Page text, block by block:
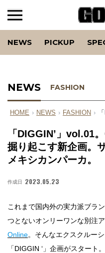
NEWS PICKUP
NEWS FASHION
HOME › NEWS › FASHION ›
「DIGGIN’」vol.01
掘り起こす新企画。
メキシカンパーカ。
作成日 2023.05.23
これまで国内外の実力派ブラ
つとないオンリーワンな別注
Online。そんなエクスクルー
「DIGGIN ‘」企画がスタート。